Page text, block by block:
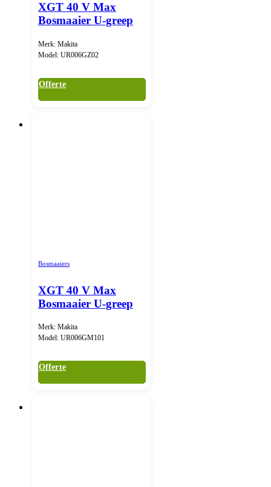
XGT 40 V Max
Bosmaaier U-greep
Merk: Makita
Model: UR006GZ02
Offerte
Bosmaaiers
XGT 40 V Max
Bosmaaier U-greep
Merk: Makita
Model: UR006GM101
Offerte